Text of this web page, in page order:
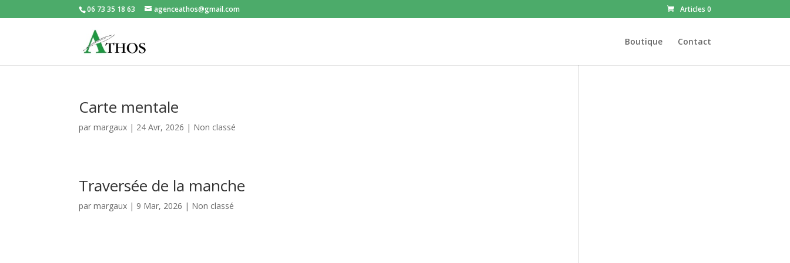
06 73 35 18 63 agenceathos@gmail.com Articles 0
Boutique Contact
Carte mentale
parmargaux | 24 Avr, 2026 | Non classé
Traversée de la manche
parmargaux | 9 Mar, 2026 | Non classé